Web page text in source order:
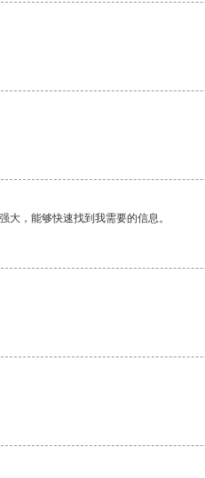
，能够快速找到我需要的信息。